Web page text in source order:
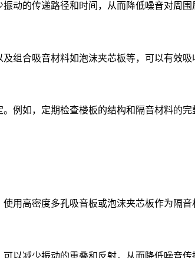
动的传递路径和时间，从而降低噪音对周围
组合吸音材料如泡沫夹芯板等，可以有效吸
例如，定期检查楼板的结构和隔音材料的
用高密度多孔吸音板或泡沫夹芯板作为隔音
以减少振动的重叠和反射，从而降低噪音